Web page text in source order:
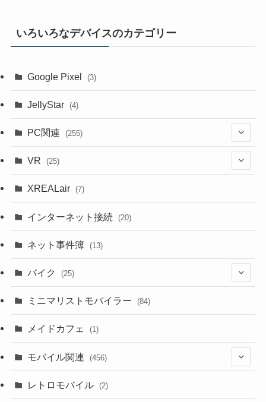
いろいろなデバイスのカテゴリー
Google Pixel (3)
JellyStar (4)
PC関連 (255)
(9)
(18)
(2)
(10)
(18)
VR (25)
(18)
(13)
XREALair (7)
インターネット接続 (20)
ネット事件簿 (13)
バイク (25)
(8)
(23)
ミニマリストモバイラー (84)
メイドカフェ (1)
モバイル関連 (456)
レトロモバイル (2)